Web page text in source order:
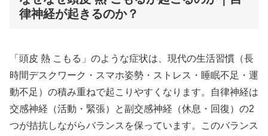
律神経が起きるのか？
「頭皮 熱 こもる」のような症状は、現代の生活習慣（長
時間デスクワーク・スマホ姿勢・ストレス・睡眠不足・運
動不足）の積み重ねで起こりやすくなります。自律神経は
交感神経（活動・緊張）と副交感神経（休息・回復）の2
つが拮抗しながらバランスを保っています。このバランス